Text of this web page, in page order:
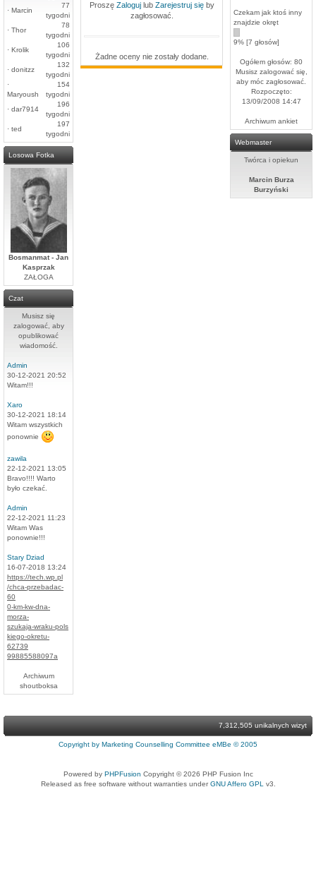
· Marcin
77
tygodni
· Thor
78
tygodni
· Krolik
106
tygodni
· donitzz
132
tygodni
·
Maryoush
154
tygodni
· dar7914
196
tygodni
· ted
197
tygodni
Losowa Fotka
Bosmanmat - Jan
Kasprzak
ZAŁOGA
Czat
Musisz się
zalogować, aby
opublikować
wiadomość.
Admin
30-12-2021 20:52
Witam!!!
Xaro
30-12-2021 18:14
Witam wszystkich
ponownie
zawila
22-12-2021 13:05
Bravo!!!! Warto
było czekać.
Admin
22-12-2021 11:23
Witam Was
ponownie!!!
Stary Dziad
16-07-2018 13:24
https://tech.wp.pl
/chca-przebadac-
60
0-km-kw-dna-
morza-
szukaja-wraku-pols
kiego-okretu-
62739
99885588097a
Archiwum
shoutboksa
Proszę Zalogujlub Zarejestruj sięby
zagłosować.
Żadne oceny nie zostały dodane.
Czekam jak ktoś inny
znajdzie okręt
9% [7 głosów]
Ogółem głosów: 80
Musisz zalogować się,
aby móc zagłosować.
Rozpoczęto:
13/09/2008 14:47
Archiwum ankiet
Webmaster
Twórca i opiekun
Marcin Burza
Burzyński
7,312,505 unikalnych wizyt
Copyright by Marketing Counselling Committee eMBe © 2005
Powered by PHPFusion Copyright © 2026 PHP Fusion Inc
Released as free software without warranties underGNU Affero GPL v3.